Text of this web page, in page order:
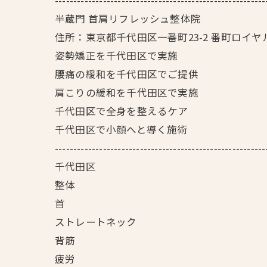
半蔵門 首肩リフレッシュ整体院
住所：東京都千代田区一番町23-2 番町ロイヤ
姿勢矯正を千代田区で実施
腰痛の緩和を千代田区でご提供
肩こりの緩和を千代田区で実施
千代田区で全身を整えるケア
千代田区で小顔へと導く施術
千代田区
整体
首
ストレートネック
背筋
疲労